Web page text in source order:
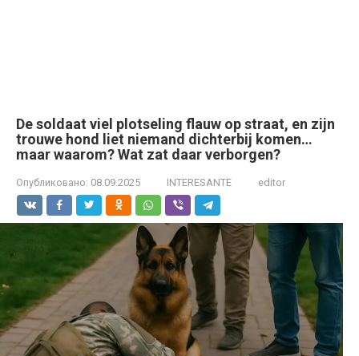
De soldaat viel plotseling flauw op straat, en zijn
trouwe hond liet niemand dichterbij komen…
maar waarom? Wat zat daar verborgen?
Опубликовано: 08.09.2025 INTERESANTE editor